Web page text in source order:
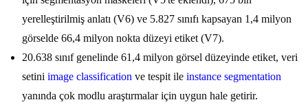
yerelleştirilmiş anlatı (V6) ve 5.827 sınıfı kapsayan 1,4 milyon
görselde 66,4 milyon nokta düzeyi etiket (V7).
20.638 sınıf genelinde 61,4 milyon görsel düzeyinde etiket, veri
setini image classification ve tespit ile instance segmentation
yanında çok modlu araştırmalar için uygun hale getirir.